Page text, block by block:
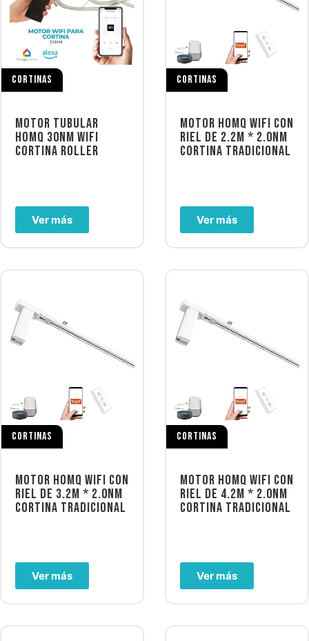
CORTINAS
MOTOR TUBULAR
HOMQ 30NM WIFI
CORTINA ROLLER
Ver más
CORTINAS
MOTOR HOMQ WIFI CON
RIEL DE 2.2M * 2.0NM
CORTINA TRADICIONAL
Ver más
CORTINAS
MOTOR HOMQ WIFI CON
RIEL DE 3.2M * 2.0NM
CORTINA TRADICIONAL
Ver más
CORTINAS
MOTOR HOMQ WIFI CON
RIEL DE 4.2M * 2.0NM
CORTINA TRADICIONAL
Ver más